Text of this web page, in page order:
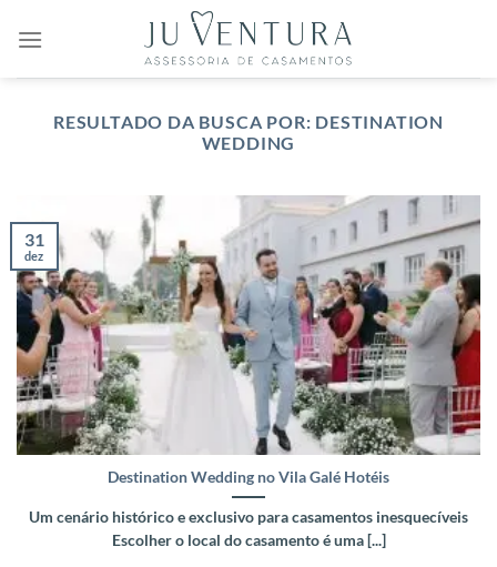
RESULTADO DA BUSCA POR: DESTINATION
WEDDING
Destination Wedding no Vila Galé Hotéis
Um cenário histórico e exclusivo para casamentos inesquecíveis
Escolher o local do casamento é uma [...]
31
dez